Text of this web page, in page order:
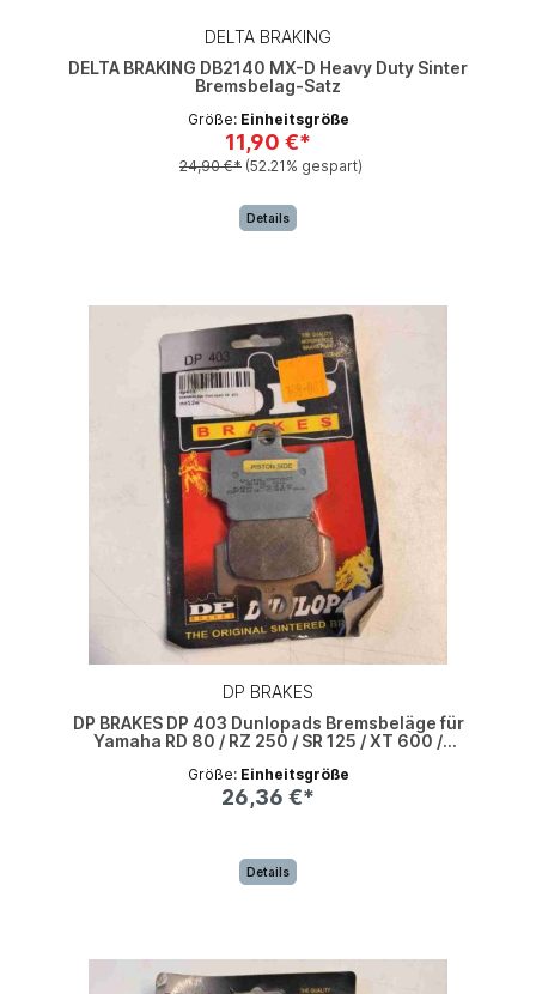
DELTA BRAKING
DELTA BRAKING DB2140 MX-D Heavy Duty Sinter
Bremsbelag-Satz
Größe: Einheitsgröße
11,90 €*
24,90 €* (52.21% gespart)
Details
DP BRAKES
DP BRAKES DP 403 Dunlopads Bremsbeläge für
Yamaha RD 80 / RZ 250 / SR 125 / XT 600 /
Größe: Einheitsgröße
26,36 €*
Details